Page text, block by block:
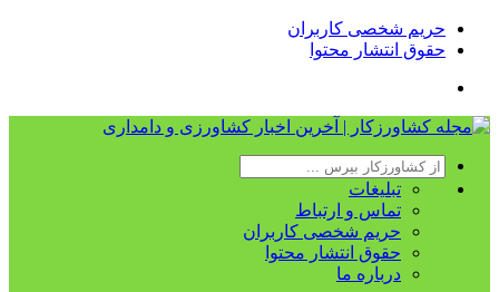
حریم شخصی کاربران
حقوق انتشار محتوا
تبلیغات
تماس و ارتباط
حریم شخصی کاربران
حقوق انتشار محتوا
درباره ما